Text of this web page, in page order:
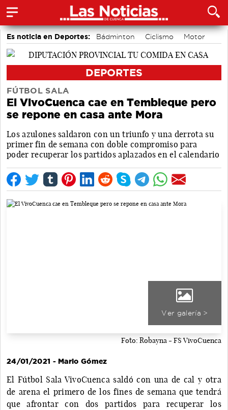
Es noticia en Deportes: Bádminton Ciclismo
Motor
Área de Deportes
DEPORTES
FÚTBOL SALA
El VivoCuenca cae en Tembleque pero
se repone en casa ante Mora
Los azulones saldaron con un triunfo y una derrota su
primer fin de semana con doble compromiso para
poder recuperar los partidos aplazados en el calendario
Ver galería >
Foto: Robayna - FS VivoCuenca
24/01/2021 - Mario Gómez
El Fútbol Sala VivoCuenca saldó con una de cal y otra
de arena el primero de los fines de semana que tendrá
que afrontar con dos partidos para recuperar los